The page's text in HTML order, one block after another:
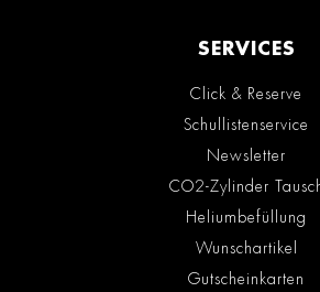
SERVICES
Click & Reserve
Schullistenservice
Newsletter
CO2-Zylinder
Heliumbefüllung
Wunschartikel
Gutscheinkarten